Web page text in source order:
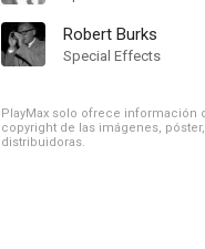
Robert Burks
Special Effects
PlayMax solo ofrece información
copyright de las imágenes,
distribuidoras.